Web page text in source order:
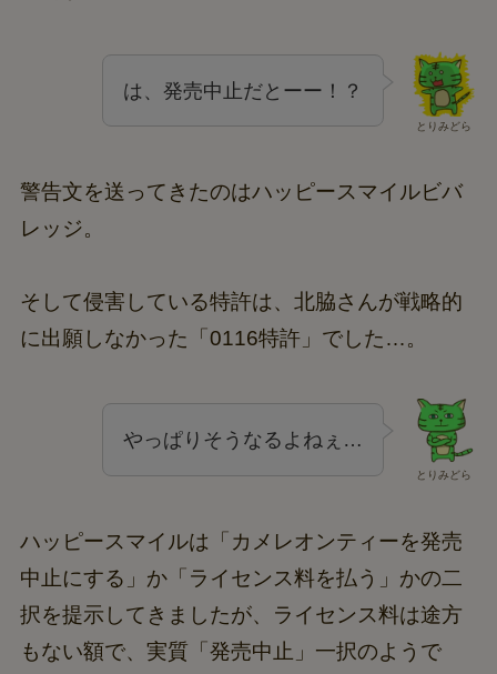
とりみどら
は、発売中止だとーー！？
警告文を送ってきたのはハッピースマイルビバ
レッジ。
そして侵害している特許は、北脇さんが戦略的
に出願しなかった「0116特許」でした…。
とりみどら
やっぱりそうなるよねぇ…
ハッピースマイルは「カメレオンティーを発売
中止にする」か「ライセンス料を払う」かの二
択を提示してきましたが、ライセンス料は途方
もない額で、実質「発売中止」一択のようで